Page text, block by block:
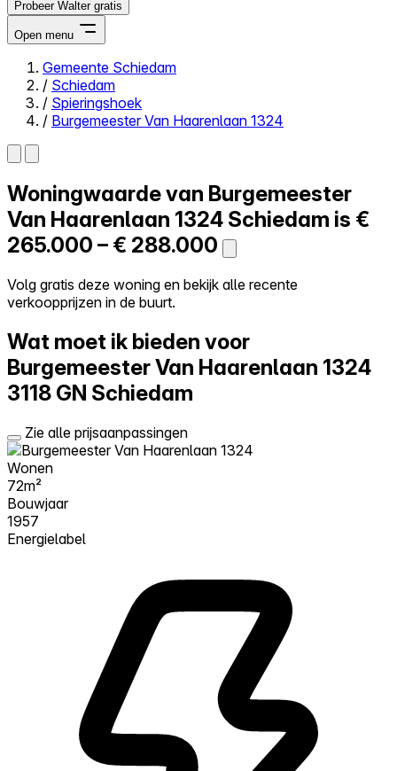
Probeer Walter gratis
Open menu
Close menu
Zelf kopen
Alles-in-één
Reviews
Prijzen
Log in
Probeer Walter gratis
Gemeente Schiedam
/ Schiedam
/ Spieringshoek
/ Burgemeester Van Haarenlaan 1324
Woningwaarde van Burgemeester
Van Haarenlaan 1324 Schiedam is €
265.000 – € 288.000
Volg gratis deze woning en bekijk alle recente
verkoopprijzen in de buurt.
Wat moet ik bieden voor
Burgemeester Van Haarenlaan 1324
3118 GN Schiedam
Zie alle prijsaanpassingen
Wonen
72m²
Bouwjaar
1957
Energielabel